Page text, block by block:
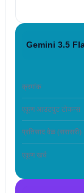
Gemini 3.5
क्रमांक
एकूण आउटपुट टोकन्स
प्रतिसाद वेळ (सरासरी)
एकूण खर्च